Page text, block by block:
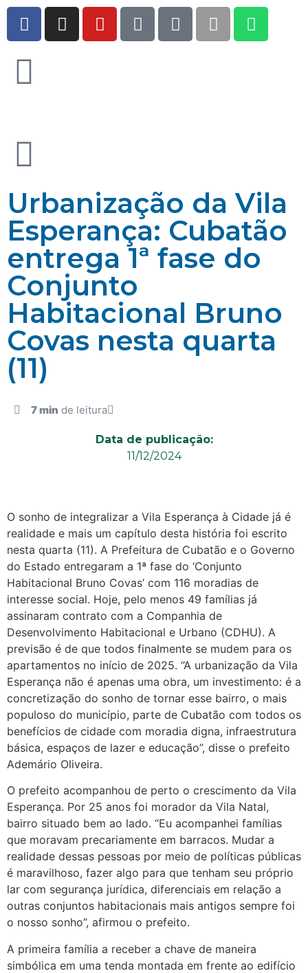
Urbanização da Vila
Esperança: Cubatão
entrega 1ª fase do
Conjunto
Habitacional Bruno
Covas nesta quarta
(11)
7 min de leitura
Data de publicação:
11/12/2024
O sonho de integralizar a Vila Esperança à Cidade já é
realidade e mais um capítulo desta história foi escrito
nesta quarta (11). A Prefeitura de Cubatão e o Governo
do Estado entregaram a 1ª fase do ‘Conjunto
Habitacional Bruno Covas’ com 116 moradias de
interesse social. Hoje, pelo menos 49 famílias já
assinaram contrato com a Companhia de
Desenvolvimento Habitacional e Urbano (CDHU). A
previsão é de que todos finalmente se mudem para os
apartamentos no início de 2025. “A urbanização da Vila
Esperança não é apenas uma obra, um investimento: é a
concretização do sonho de tornar esse bairro, o mais
populoso do município, parte de Cubatão com todos os
benefícios de cidade com moradia digna, infraestrutura
básica, espaços de lazer e educação”, disse o prefeito
Ademário Oliveira.
O prefeito acompanhou de perto o crescimento da Vila
Esperança. Por 25 anos foi morador da Vila Natal,
bairro situado bem ao lado. “Eu acompanhei famílias
que moravam precariamente em barracos. Mudar a
realidade dessas pessoas por meio de políticas públicas
é maravilhoso, fazer algo para que tenham seu próprio
lar com segurança jurídica, diferenciais em relação a
outras conjuntos habitacionais mais antigos sempre foi
o nosso sonho”, afirmou o prefeito.
A primeira família a receber a chave de maneira
simbólica em uma tenda montada em frente ao edifício